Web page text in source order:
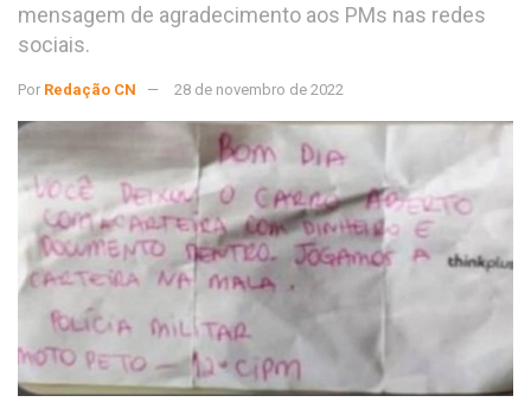
mensagem de agradecimento aos PMs nas redes
sociais.
Por Redação CN 28 de novembro de 2022